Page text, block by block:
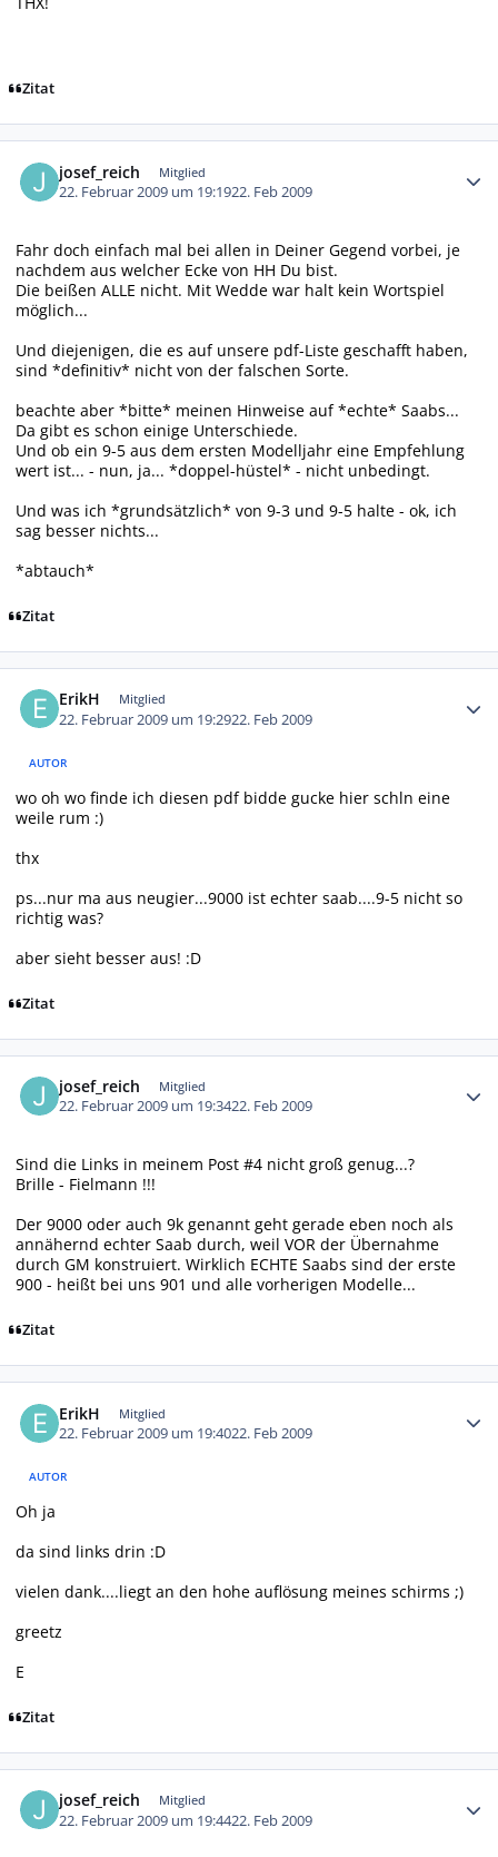
Zitat
josef_reich Mitglied
22. Februar 2009 um 19:1922. Feb 2009
Fahr doch einfach mal bei allen in Deiner Gegend vorbei, je
nachdem aus welcher Ecke von HH Du bist.
Die beißen ALLE nicht. Mit Wedde war halt kein Wortspiel
möglich...
Und diejenigen, die es auf unsere pdf-Liste geschafft haben,
sind *definitiv* nicht von der falschen Sorte.
beachte aber *bitte* meinen Hinweise auf *echte* Saabs...
Da gibt es schon einige Unterschiede.
Und ob ein 9-5 aus dem ersten Modelljahr eine Empfehlung
wert ist... - nun, ja... *doppel-hüstel* - nicht unbedingt.
Und was ich *grundsätzlich* von 9-3 und 9-5 halte - ok, ich
sag besser nichts...
*abtauch*
Zitat
ErikH Mitglied
22. Februar 2009 um 19:2922. Feb 2009
AUTOR
wo oh wo finde ich diesen pdf bidde gucke hier schln eine
weile rum :)
thx
ps...nur ma aus neugier...9000 ist echter saab....9-5 nicht so
richtig was?
aber sieht besser aus! :D
Zitat
josef_reich Mitglied
22. Februar 2009 um 19:3422. Feb 2009
Sind die Links in meinem Post #4 nicht groß genug...?
Brille - Fielmann !!!
Der 9000 oder auch 9k genannt geht gerade eben noch als
annähernd echter Saab durch, weil VOR der Übernahme
durch GM konstruiert. Wirklich ECHTE Saabs sind der erste
900 - heißt bei uns 901 und alle vorherigen Modelle...
Zitat
ErikH Mitglied
22. Februar 2009 um 19:4022. Feb 2009
AUTOR
Oh ja
da sind links drin :D
vielen dank....liegt an den hohe auflösung meines schirms ;)
greetz
E
Zitat
josef_reich Mitglied
22. Februar 2009 um 19:4422. Feb 2009